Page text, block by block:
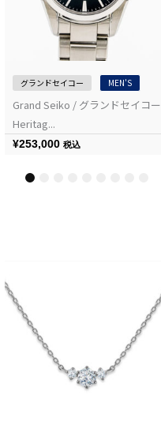
グランドセイコー MEN'S
Grand Seiko / グランドセイコー
Heritag...
¥253,000 税込
4